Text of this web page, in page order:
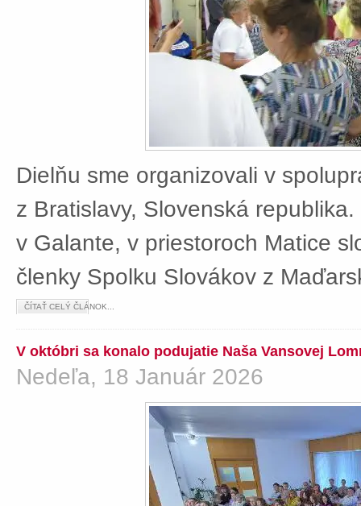
Dielňu sme organizovali v
z Bratislavy, Slovenská
v Galante, v priestoroch Matice
členky Spolku Slovákov z
ČÍTAŤ CELÝ ČLÁNOK...
V októbri sa konalo podujatie Naša Vansovej
Nedeľa, 18 Január 2026